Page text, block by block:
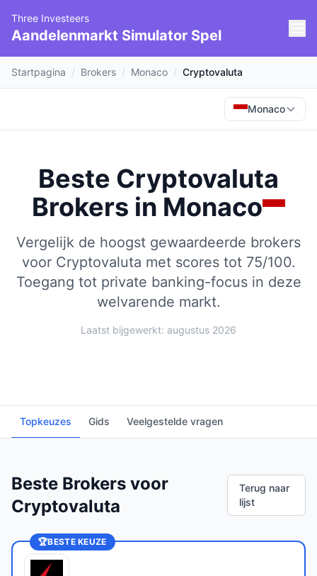
Three Investeers
Aandelenmarkt Simulator Spel
Startpagina / Brokers / Monaco / Cryptovaluta
Monaco
Beste Cryptovaluta
Brokers in Monaco
Vergelijk de hoogst gewaardeerde brokers
voor Cryptovaluta met scores tot 75/100.
Toegang tot private banking-focus in deze
welvarende markt.
Laatst bijgewerkt: augustus 2026
Topkeuzes Gids Veelgestelde vragen
Beste Brokers voor
Cryptovaluta
Terug naar
lijst
🏆BESTE KEUZE